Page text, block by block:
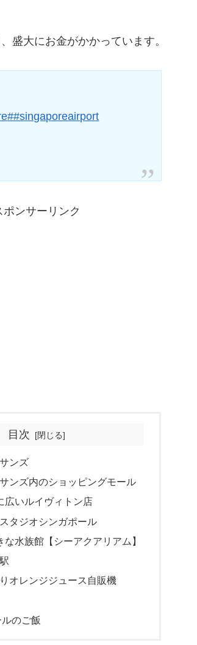
盛大にお金がかかっています。
##singaporeairport
ポンサーリンク
目次
ンズ
ンズ内のショッピングモール
広いルイヴィトン店
タジオシンガポール
な水族館【シーアクアリアム】
オレンジジュース自販機
のご飯